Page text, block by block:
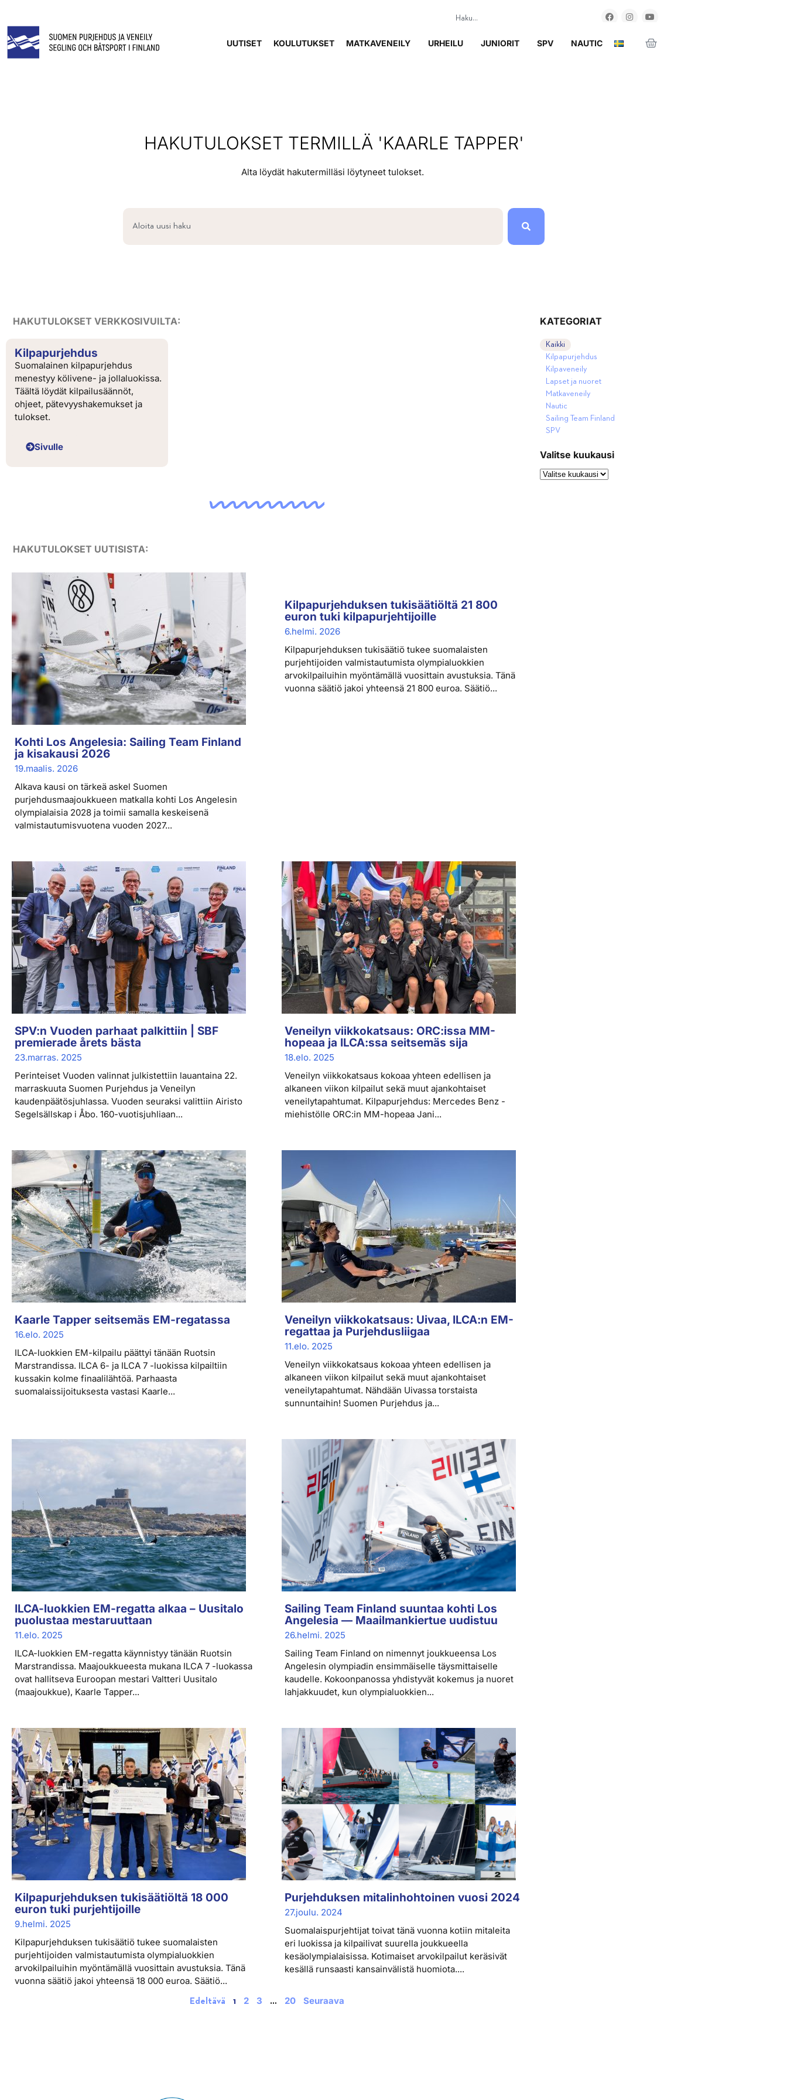
UUTISET KOULUTUKSET MATKAVENEILY URHEILU JUNIORIT SPV NAUTIC
HAKUTULOKSET TERMILLÄ 'KAARLE TAPPER'
Alta löydät hakutermilläsi löytyneet tulokset.
HAKUTULOKSET VERKKOSIVUILTA:
Kilpapurjehdus
Suomalainen kilpapurjehdus
menestyy kölivene- ja jollaluokissa.
Täältä löydät kilpailusäännöt,
ohjeet, pätevyyshakemukset ja
tulokset.
Sivulle
HAKUTULOKSET UUTISISTA:
Kohti Los Angelesia: Sailing Team Finland
ja kisakausi 2026
19.maalis. 2026
Alkava kausi on tärkeä askel Suomen
purjehdusmaajoukkueen matkalla kohti Los Angelesin
olympialaisia 2028 ja toimii samalla keskeisenä
valmistautumisvuotena vuoden 2027...
Kilpapurjehduksen tukisäätiöltä 21 800
euron tuki kilpapurjehtijoille
6.helmi. 2026
Kilpapurjehduksen tukisäätiö tukee suomalaisten
purjehtijoiden valmistautumista olympialuokkien
arvokilpailuihin myöntämällä vuosittain avustuksia. Tänä
vuonna säätiö jakoi yhteensä 21 800 euroa. Säätiö...
SPV:n Vuoden parhaat palkittiin | SBF
premierade årets bästa
23.marras. 2025
Perinteiset Vuoden valinnat julkistettiin lauantaina 22.
marraskuuta Suomen Purjehdus ja Veneilyn
kaudenpäätösjuhlassa. Vuoden seuraksi valittiin Airisto
Segelsällskap i Åbo. 160-vuotisjuhliaan...
Veneilyn viikkokatsaus: ORC:issa MM-
hopeaa ja ILCA:ssa seitsemäs sija
18.elo. 2025
Veneilyn viikkokatsaus kokoaa yhteen edellisen ja
alkaneen viikon kilpailut sekä muut ajankohtaiset
veneilytapahtumat. Kilpapurjehdus: Mercedes Benz -
miehistölle ORC:in MM-hopeaa Jani...
Kaarle Tapper seitsemäs EM-regatassa
16.elo. 2025
ILCA-luokkien EM-kilpailu päättyi tänään Ruotsin
Marstrandissa. ILCA 6- ja ILCA 7 -luokissa kilpailtiin
kussakin kolme finaalilähtöä. Parhaasta
suomalaissijoituksesta vastasi Kaarle...
Veneilyn viikkokatsaus: Uivaa, ILCA:n EM-
regattaa ja Purjehdusliigaa
11.elo. 2025
Veneilyn viikkokatsaus kokoaa yhteen edellisen ja
alkaneen viikon kilpailut sekä muut ajankohtaiset
veneilytapahtumat. Nähdään Uivassa torstaista
sunnuntaihin! Suomen Purjehdus ja...
ILCA-luokkien EM-regatta alkaa – Uusitalo
puolustaa mestaruuttaan
11.elo. 2025
ILCA-luokkien EM-regatta käynnistyy tänään Ruotsin
Marstrandissa. Maajoukkueesta mukana ILCA 7 -luokassa
ovat hallitseva Euroopan mestari Valtteri Uusitalo
(maajoukkue), Kaarle Tapper...
Sailing Team Finland suuntaa kohti Los
Angelesia — Maailmankiertue uudistuu
26.helmi. 2025
Sailing Team Finland on nimennyt joukkueensa Los
Angelesin olympiadin ensimmäiselle täysmittaiselle
kaudelle. Kokoonpanossa yhdistyvät kokemus ja nuoret
lahjakkuudet, kun olympialuokkien...
Kilpapurjehduksen tukisäätiöltä 18 000
euron tuki purjehtijoille
9.helmi. 2025
Kilpapurjehduksen tukisäätiö tukee suomalaisten
purjehtijoiden valmistautumista olympialuokkien
arvokilpailuihin myöntämällä vuosittain avustuksia. Tänä
vuonna säätiö jakoi yhteensä 18 000 euroa. Säätiö...
Purjehduksen mitalinhohtoinen vuosi 2024
27.joulu. 2024
Suomalaispurjehtijat toivat tänä vuonna kotiin mitaleita
eri luokissa ja kilpailivat suurella joukkueella
kesäolympialaisissa. Kotimaiset arvokilpailut keräsivät
kesällä runsaasti kansainvälistä huomiota....
Edeltävä 1 2 3 … 20 Seuraava
KATEGORIAT
Kilpapurjehdus
Kilpaveneily
Lapset ja nuoret
Matkaveneily
Nautic
Sailing Team Finland
SPV
Kaikki
Valitse kuukausi